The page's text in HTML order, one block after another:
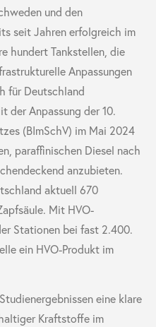
und den
seit Jahren erfolgreich im
hundert Tankstellen, die
Anpassungen
für Deutschland
der Anpassung der 10.
(BImSchV) im Mai 2024
paraffinischen Diesel nach
anzubieten.
aktuell 670
Mit HVO-
Stationen bei fast 2.400.
ein HVO-Produkt im
eine klare
Kraftstoffe im